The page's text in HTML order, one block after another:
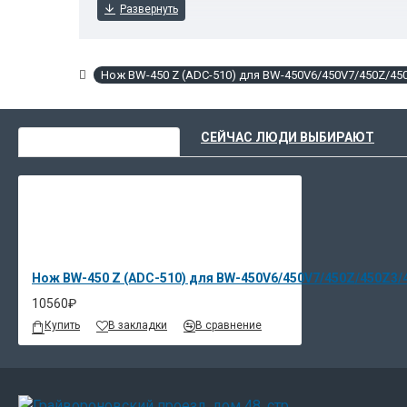
Нож BW-450 Z (ADC-510) для BW-450V6/450V7/450Z/
СЕЙЧАС ЛЮДИ ВЫБИРАЮТ
Нож BW-450 Z (ADC-510) для BW-450V6/450V7/450Z/450Z3/
10560₽
Купить В закладки В сравнение